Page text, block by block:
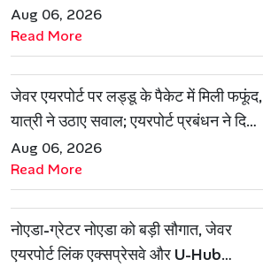
Aug 06, 2026
Read More
जेवर एयरपोर्ट पर लड्डू के पैकेट में मिली फफूंद,
यात्री ने उठाए सवाल; एयरपोर्ट प्रबंधन ने दिया
जवाब
Aug 06, 2026
Read More
नोएडा-ग्रेटर नोएडा को बड़ी सौगात, जेवर
एयरपोर्ट लिंक एक्सप्रेसवे और U-Hub